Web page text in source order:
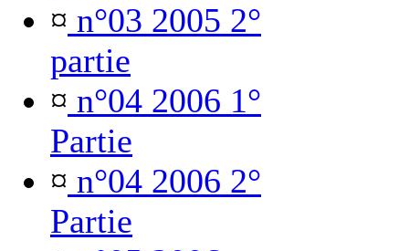
¤ n°03 2005 2°
partie
¤ n°04 2006 1°
Partie
¤ n°04 2006 2°
Partie